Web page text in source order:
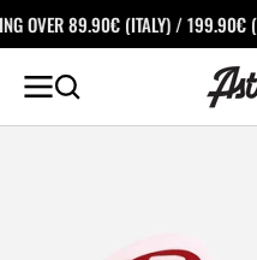
AL
(ITALY) / 199.90€ (EUROPE)